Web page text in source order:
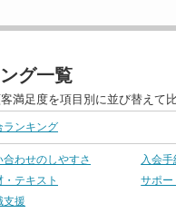
グ一覧
満足度を項目別に並び替えて
ランキング
合わせのしやすさ 入会
・テキスト
サポー
支援